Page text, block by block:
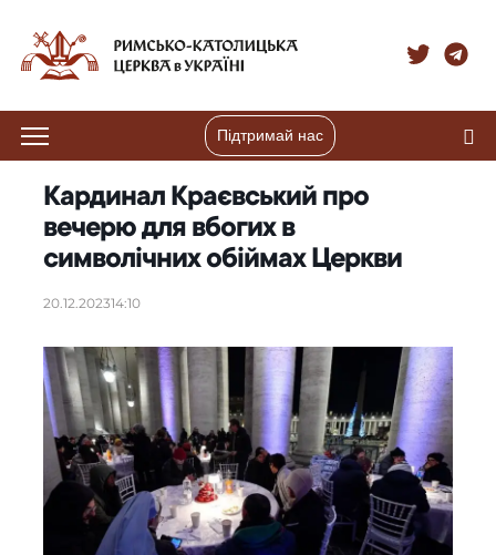
Підтримай нас
Кардинал Краєвський про
вечерю для вбогих в
символічних обіймах Церкви
20.12.202314:10